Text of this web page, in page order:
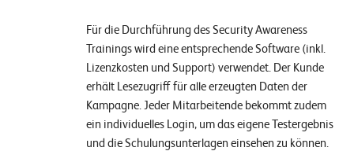
Für die Durchführung des Security Awareness
Trainings wird eine entsprechende Software (inkl.
Lizenzkosten und Support) verwendet. Der Kunde
erhält Lesezugriff für alle erzeugten Daten der
Kampagne. Jeder Mitarbeitende bekommt zudem
ein individuelles Login, um das eigene Testergebnis
und die Schulungsunterlagen einsehen zu können.